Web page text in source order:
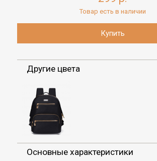
Товар есть в наличии
Другие цвета
Основные характеристики